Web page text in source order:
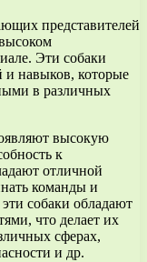
представителей
Эти собаки
и навыков, которые
в различных
высокую
к
отличной
команды и
собаки обладают
что делает их
сферах,
и др.